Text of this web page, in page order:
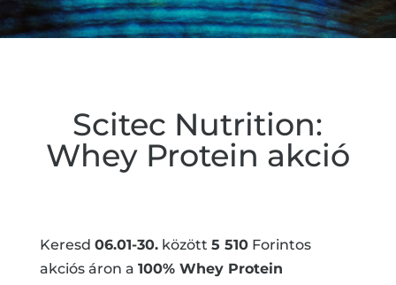
Scitec Nutrition:
Whey Protein akció
Keresd 06.01-30.között 5 510Forintos
akciós áron a 100% Whey Protein